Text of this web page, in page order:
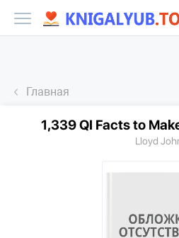
Главная
1,339 QI Facts to
Lloyd